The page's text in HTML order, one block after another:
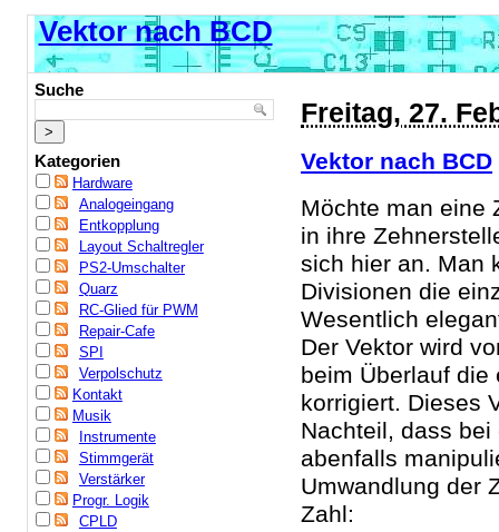
Vektor nach BCD
Suche
Kategorien
Hardware
Analogeingang
Entkopplung
Layout Schaltregler
PS2-Umschalter
Quarz
RC-Glied für PWM
Repair-Cafe
SPI
Verpolschutz
Kontakt
Musik
Instrumente
Stimmgerät
Verstärker
Progr. Logik
CPLD
Freitag, 27.
Vektor nach BCD
Möchte man eine
in ihre
sich hier an. Man
Divisionen die
Wesentlich
Der Vektor wird
beim Überlauf die
korrigiert. Dieses
Nachteil, dass
abenfalls
Umwandlung der
Zahl: